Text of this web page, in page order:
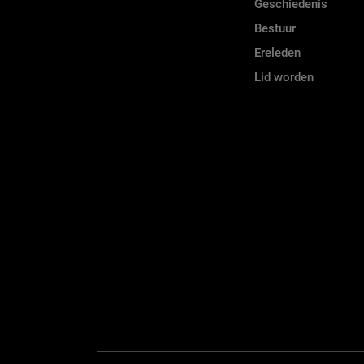
Geschiedenis
Bestuur
Ereleden
Lid worden